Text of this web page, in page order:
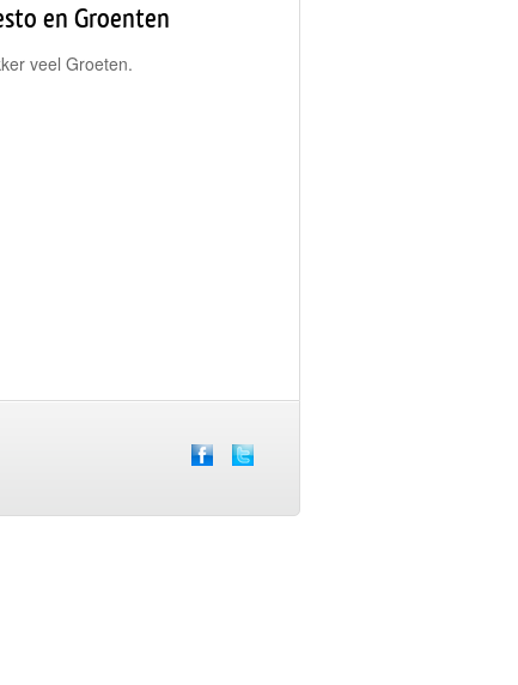
en Groenten
veel Groeten.